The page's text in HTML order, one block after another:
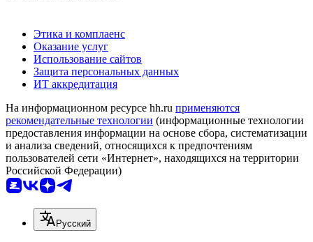
Этика и комплаенс
Оказание услуг
Использование сайтов
Защита персональных данных
ИТ аккредитация
На информационном ресурсе hh.ru применяются
рекомендательные технологии (информационные технологии
предоставления информации на основе сбора, систематизации
и анализа сведений, относящихся к предпочтениям
пользователей сети «Интернет», находящихся на территории
Российской Федерации)
Русский